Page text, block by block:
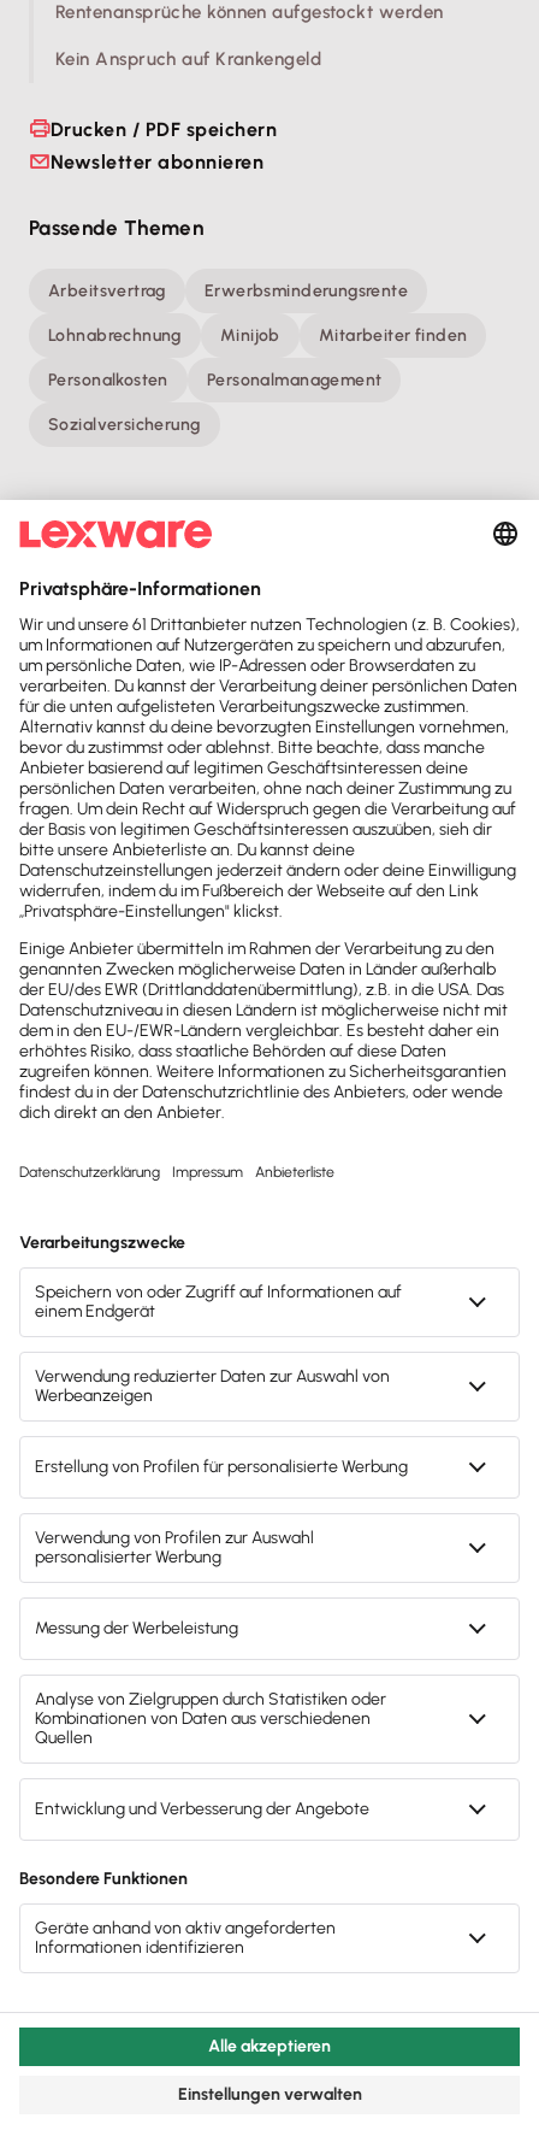
Rentenansprüche können aufgestockt werden
Kein Anspruch auf Krankengeld
Drucken / PDF speichern
Newsletter abonnieren
Passende Themen
Arbeitsvertrag Erwerbsminderungsrente
Lohnabrechnung Minijob Mitarbeiter finden
Personalkosten Personalmanagement
Sozialversicherung
Hinweis: Gendergerechte Sprache ist uns wichtig. Daher verwenden
wir auf diesem Portal, wann immer möglich, genderneutrale
aus. Hiermit sind ausdrücklich alle Geschlechter (m/w/d) mitgemeint.
Diese Vorgehensweise hat lediglich redaktionelle Gründe und
beinhaltet keinerlei Wertung.
Fachartikel & News
Noch mehr zum Thema
Mitarbeiter & Gehalt
Alle Artikel zum Thema anzeigen
Mitarbeiter & Gehalt
Hinzuverdienst zur Rente: Neue Grenzen seit
1.1.2024
Seit 2024 gelten neue Hinzuverdienst­grenzen für
Erwerbs­minderungsrenten, Altersrentner können seit
Mitarbeiter & Gehalt
Vorteile der 4-Tage-Woche für Arbeitgeber
Diese Vorteile bringt die 4-Tage-Woche für
Produktivität, zufriedene Teams.